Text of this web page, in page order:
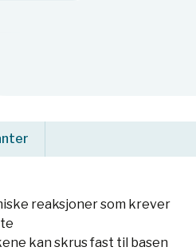
reaksjoner som krever
kan skrus fast til basen